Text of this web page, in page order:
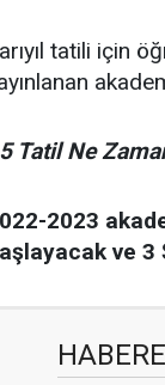
tatili için
Tatil Ne
2023
ve
HABERE